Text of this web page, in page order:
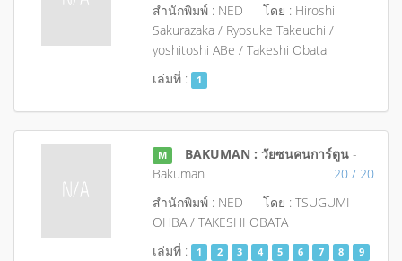
สำนักพิมพ์ : NED
โดย : Hiroshi
Sakurazaka / Ryosuke Takeuchi /
yoshitoshi ABe / Takeshi Obata
เล่มที่ :
1
M BAKUMAN : วัยซนคนการ์ตูน -
Bakuman
20 / 20
สำนักพิมพ์ : NED
โดย : TSUGUMI
OHBA / TAKESHI OBATA
เล่มที่ :
1 2 3 4 5 6 7 8
9